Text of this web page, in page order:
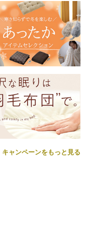
キャンペーンをもっと見る